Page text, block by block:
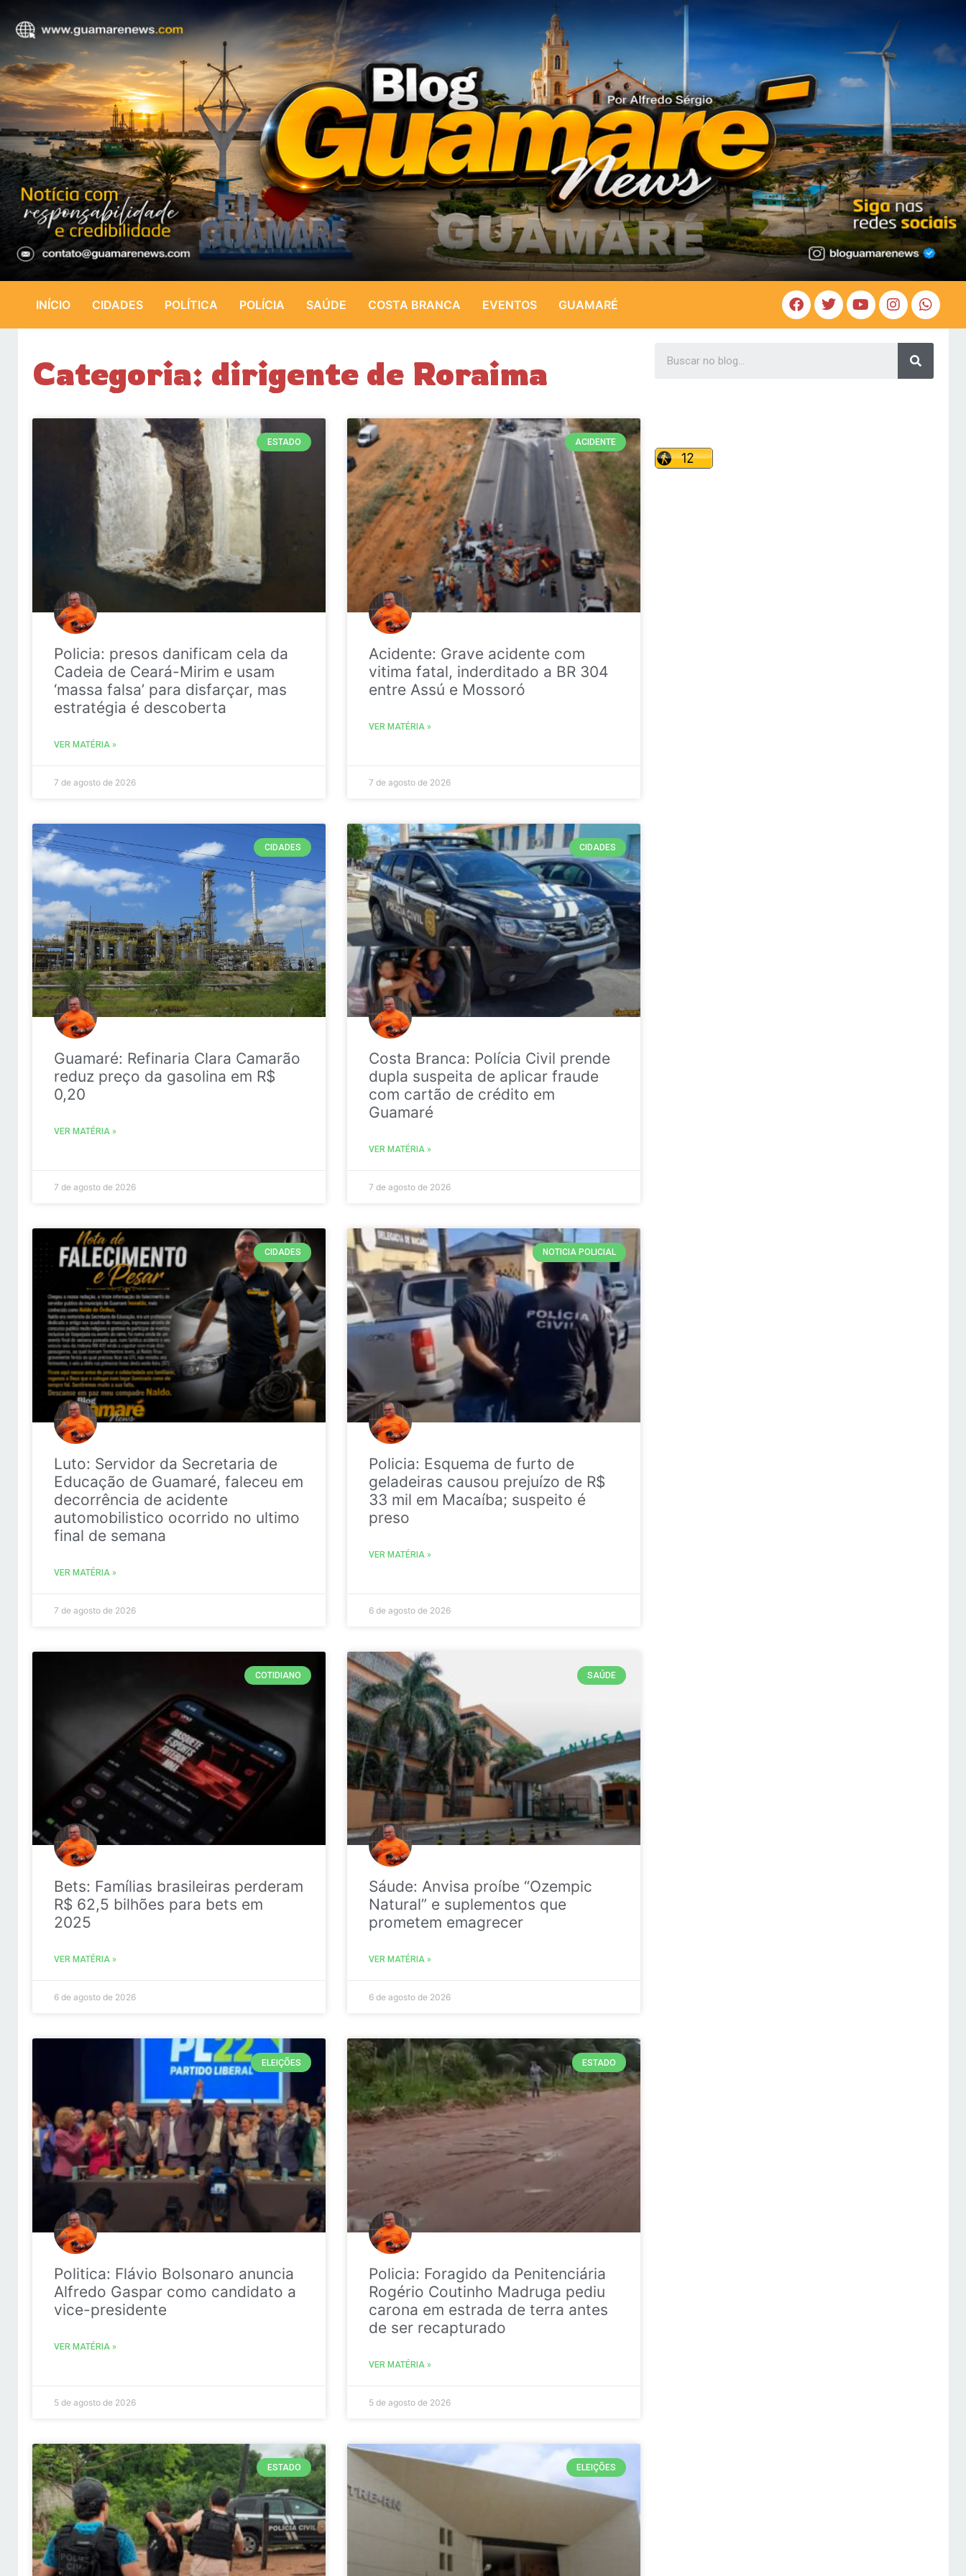
INÍCIO CIDADES POLÍTICA POLÍCIA SAÚDE COSTA BRANCA EVENTOS GUAMARÉ
Categoria: dirigente de Roraima
ESTADO
Policia: presos danificam cela da
Cadeia de Ceará-Mirim e usam
‘massa falsa’ para disfarçar, mas
estratégia é descoberta
VER MATÉRIA »
7 de agosto de 2026
ACIDENTE
Acidente: Grave acidente com
vitima fatal, inderditado a BR 304
entre Assú e Mossoró
VER MATÉRIA »
7 de agosto de 2026
CIDADES
Guamaré: Refinaria Clara Camarão
reduz preço da gasolina em R$
0,20
VER MATÉRIA »
7 de agosto de 2026
CIDADES
Costa Branca: Polícia Civil prende
dupla suspeita de aplicar fraude
com cartão de crédito em
Guamaré
VER MATÉRIA »
7 de agosto de 2026
CIDADES
Luto: Servidor da Secretaria de
Educação de Guamaré, faleceu em
decorrência de acidente
automobilistico ocorrido no ultimo
final de semana
VER MATÉRIA »
7 de agosto de 2026
NOTICIA POLICIAL
Policia: Esquema de furto de
geladeiras causou prejuízo de R$
33 mil em Macaíba; suspeito é
preso
VER MATÉRIA »
6 de agosto de 2026
COTIDIANO
Bets: Famílias brasileiras perderam
R$ 62,5 bilhões para bets em
2025
VER MATÉRIA »
6 de agosto de 2026
SAÚDE
Sáude: Anvisa proíbe “Ozempic
Natural” e suplementos que
prometem emagrecer
VER MATÉRIA »
6 de agosto de 2026
ELEIÇÕES
Politica: Flávio Bolsonaro anuncia
Alfredo Gaspar como candidato a
vice-presidente
VER MATÉRIA »
5 de agosto de 2026
ESTADO
Policia: Foragido da Penitenciária
Rogério Coutinho Madruga pediu
carona em estrada de terra antes
de ser recapturado
VER MATÉRIA »
5 de agosto de 2026
ESTADO ELEIÇÕES